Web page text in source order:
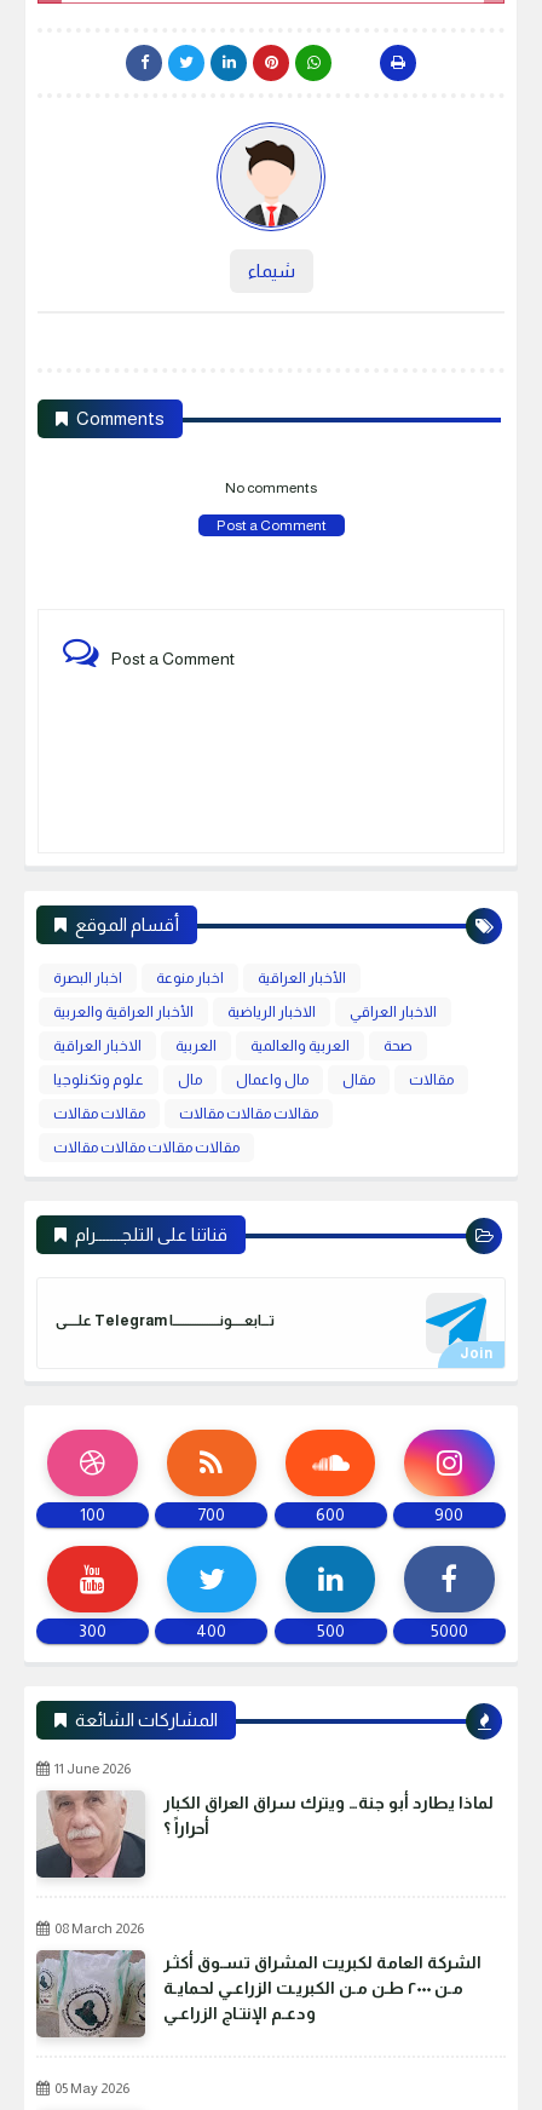
شيماء
Comments
No comments
Post a Comment
Post a Comment
أقسام الموقع
اخبار البصرة اخبار منوعة
الأخبار العراقية
الأخبار العراقية والعربية
الاخبار الرياضية
الاخبار العراقي
الاخبار العراقية
العربية العربية والعالمية
صحة
علوم وتكنلوجيا
مال مال واعمال مقال
مقالات
مقالات مقالات
مقالات مقالات مقالات
مقالات مقالات مقالات مقالات
قناتنا على التلجـــــــرام
علـــــى Telegram تـــابعـــــونـــــــــــــــــــا
100 700 600 900
300 400 500 5000
المشاركات الشائعة
11 June 2026
لماذا يطارد أبو جنة… ويترك سراق العراق الكبار
أحراراً ؟
08 March 2026
الشركة العامة لكبريت المشراق تسـوق أكثـر
مـن ٢٠٠٠ طـن مـن الكبريـت الزراعـي لحمايـة
ودعـم الإنتـاج الزراعـي
05 May 2026